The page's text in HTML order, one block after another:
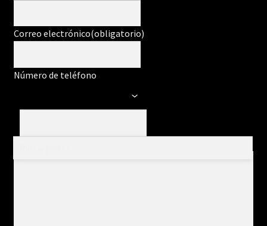
Correo electrónico(obligatorio)
Número de teléfono